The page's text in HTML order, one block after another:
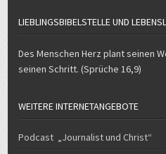
LIEBLINGSBIBELSTELLE UND
Des Menschen Herz plant seinen
seinen Schritt. (Sprüche 16,9)
WEITERE INTERNETANGEBOTE
Podcast „Journalist und Christ“